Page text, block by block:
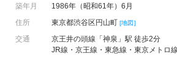
築年月
1986年（昭和61年）6月
住所
東京都渋谷区円山町 [地図]
交通
京王井の頭線「神泉」駅 徒歩2分
JR線・京王線・東急線・東京メトロ